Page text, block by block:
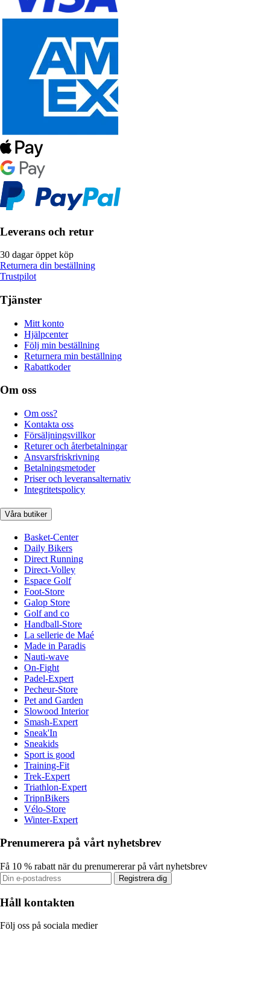
Leverans och retur
30 dagar öppet köp
Returnera din beställning
Trustpilot
Tjänster
Mitt konto
Hjälpcenter
Följ min beställning
Returnera min beställning
Rabattkoder
Om oss
Om oss?
Kontakta oss
Försäljningsvillkor
Returer och återbetalningar
Ansvarsfriskrivning
Betalningsmetoder
Priser och leveransalternativ
Integritetspolicy
Våra butiker
Basket-Center
Daily Bikers
Direct Running
Direct-Volley
Espace Golf
Foot-Store
Galop Store
Golf and co
Handball-Store
La sellerie de Maé
Made in Paradis
Nauti-wave
On-Fight
Padel-Expert
Pecheur-Store
Pet and Garden
Slowood Interior
Smash-Expert
Sneak'In
Sneakids
Sport is good
Training-Fit
Trek-Expert
Triathlon-Expert
TripnBikers
Vélo-Store
Winter-Expert
Prenumerera på vårt nyhetsbrev
Få 10 % rabatt när du prenumererar på vårt nyhetsbrev
Registrera dig
Håll kontakten
Följ oss på sociala medier